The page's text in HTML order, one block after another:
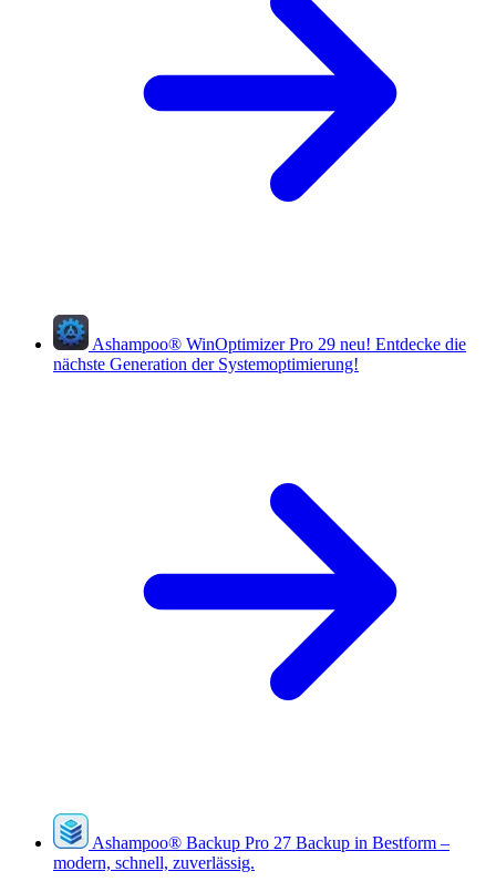
Ashampoo® WinOptimizer Pro 29 neu! Entdecke die
nächste Generation der Systemoptimierung!
Ashampoo® Backup Pro 27 Backup in Bestform –
modern, schnell, zuverlässig.